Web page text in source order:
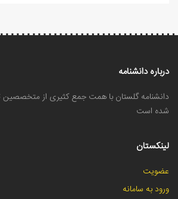
درباره دانشنامه
دانشنامه گلستان با همت جمع کثیری از متخصصین
شده است
لینکستان
عضویت
ورود به سامانه